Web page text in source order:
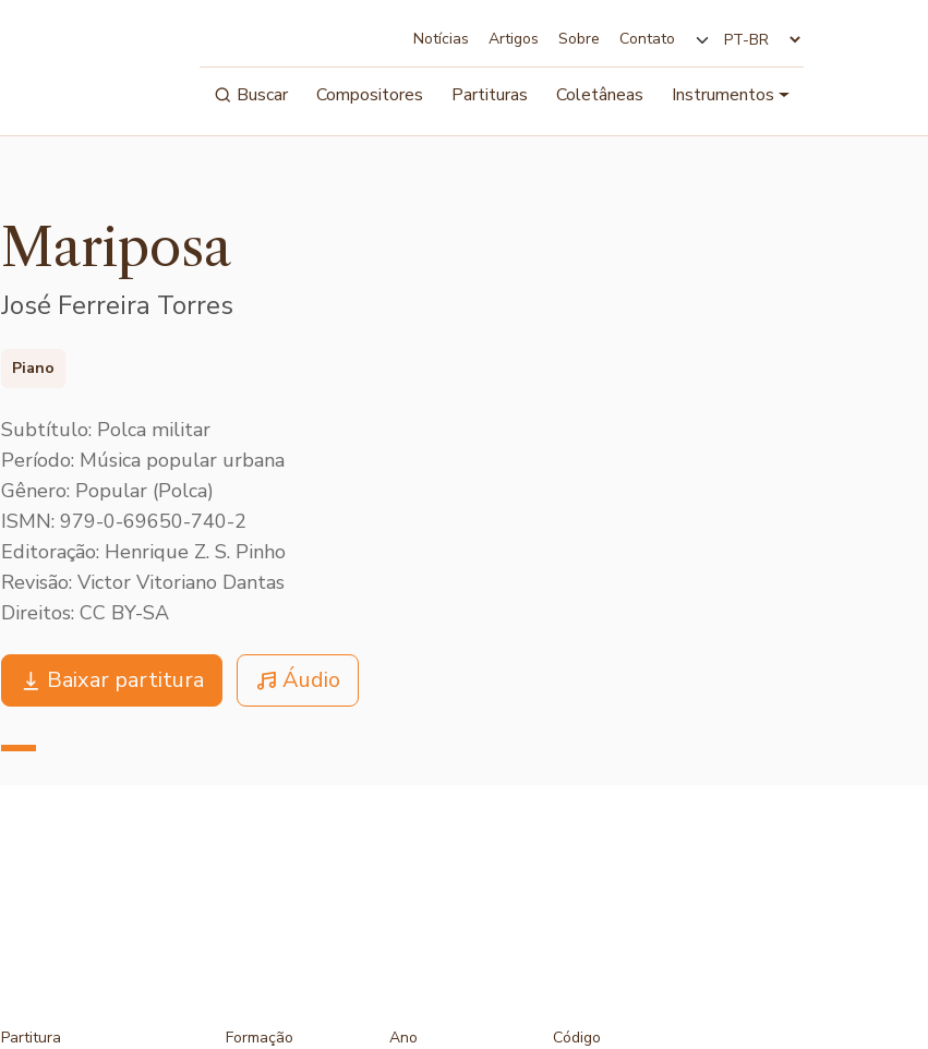
Notícias Artigos Sobre Contato
Buscar Compositores Partituras Coletâneas Instrumentos
Mariposa
José Ferreira Torres
Piano
Subtítulo: Polca militar
Período: Música popular urbana
Gênero: Popular (Polca)
ISMN: 979-0-69650-740-2
Editoração: Henrique Z. S. Pinho
Revisão: Victor Vitoriano Dantas
Direitos: CC BY-SA
Baixar partitura Áudio
Partitura Formação Ano Código